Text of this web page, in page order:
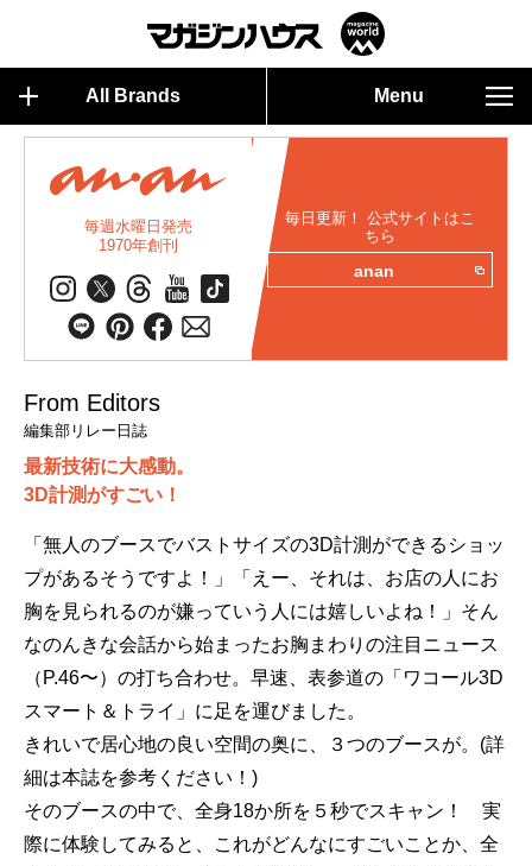
All Brands Menu
毎週水曜日発売
1970年創刊
毎日更新！ 公式サイトはこ
ちら
anan
From Editors
編集部リレー日誌
最新技術に大感動。
3D計測がすごい！
「無人のブースでバストサイズの3D計測ができるショッ
プがあるそうですよ！」「えー、それは、お店の人にお
胸を見られるのが嫌っていう人には嬉しいよね！」そん
なのんきな会話から始まったお胸まわりの注目ニュース
（P.46〜）の打ち合わせ。早速、表参道の「ワコール3D
スマート＆トライ」に足を運びました。
きれいで居心地の良い空間の奥に、３つのブースが。(詳
細は本誌を参考ください！)
そのブースの中で、全身18か所を５秒でスキャン！ 実
際に体験してみると、これがどんなにすごいことか、全